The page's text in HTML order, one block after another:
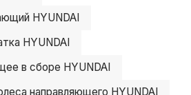
HYUNDAI
HYUNDAI
в сборе HYUNDAI
направляющего HYUNDAI